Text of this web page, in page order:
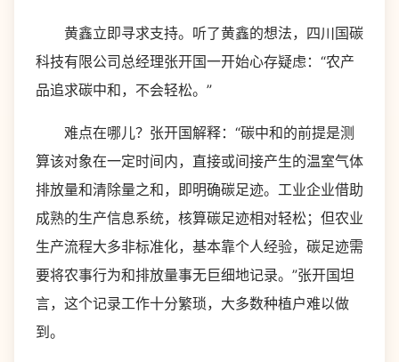
黄鑫立即寻求支持。听了黄鑫的想法，四川国碳
科技有限公司总经理张开国一开始心存疑虑：“农产
品追求碳中和，不会轻松。”
难点在哪儿？张开国解释：“碳中和的前提是测
算该对象在一定时间内，直接或间接产生的温室气体
排放量和清除量之和，即明确碳足迹。工业企业借助
成熟的生产信息系统，核算碳足迹相对轻松；但农业
生产流程大多非标准化，基本靠个人经验，碳足迹需
要将农事行为和排放量事无巨细地记录。”张开国坦
言，这个记录工作十分繁琐，大多数种植户难以做
到。